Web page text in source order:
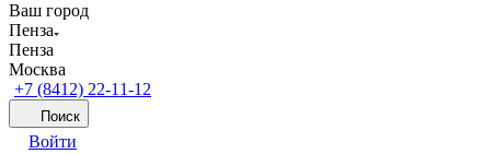
Ваш город
Пенза
Пенза
Москва
+7 (8412) 22-11-12
Поиск
Войти